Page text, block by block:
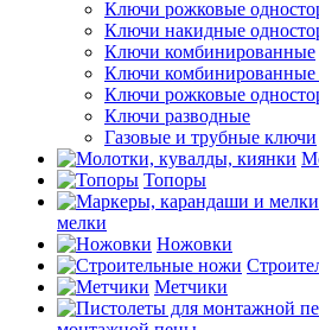
Ключи рожковые
Ключи накидные
Ключи комбинированные
Ключи комбинированные
Ключи рожковые
Ключи разводные
Газовые и трубные ключи
Топоры
мелки
Ножовки
Метчики